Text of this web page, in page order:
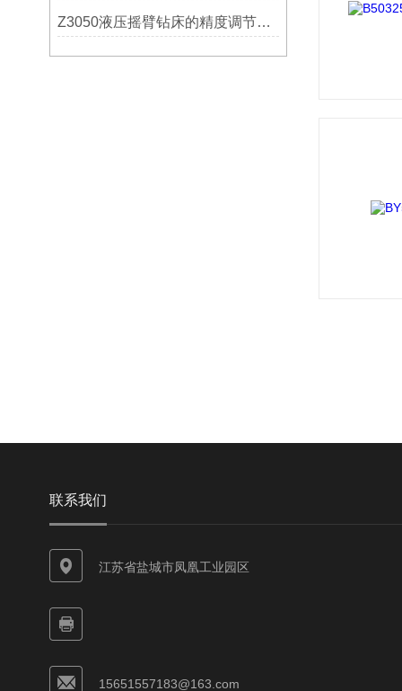
Z3050液压摇臂钻床的精度调节与稳定性提升
联系我们
江苏省盐城市凤凰工业园区
15651557183@163.com